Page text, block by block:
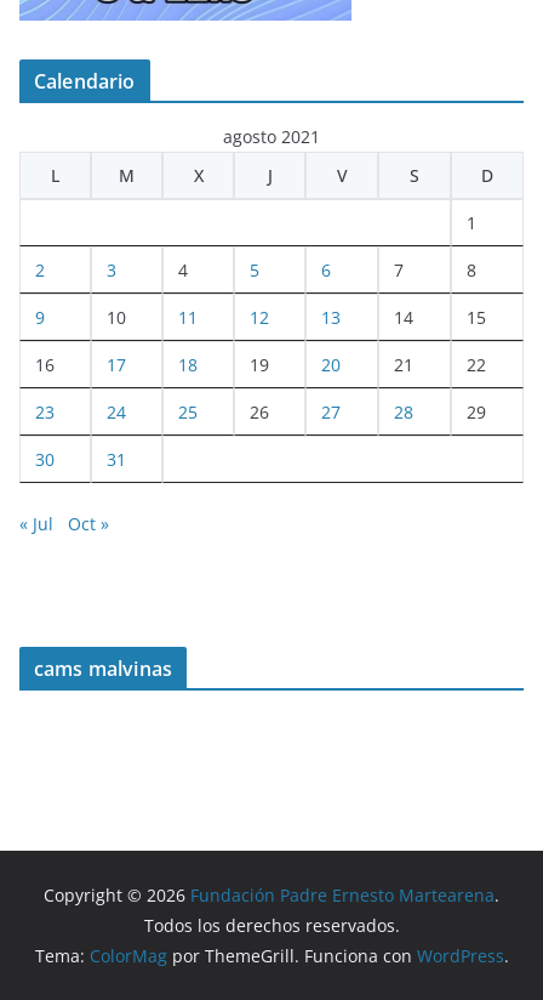
Calendario
agosto 2021
L
M X J V S D
1
2 3 4 5 6 7 8
9 10 11 12 13 14 15
16 17 18 19 20 21 22
23 24 25 26 27 28 29
30 31
« Jul Oct »
cams malvinas
Copyright © 2026 Fundación Padre Ernesto Martearena.
Todos los derechos reservados.
Tema: ColorMagpor ThemeGrill. Funciona con WordPress.